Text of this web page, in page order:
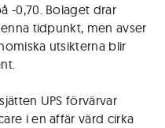
-0,70. Bolaget drar
tidpunkt, men avser
utsikterna blir
UPS förvärvar
i en affär värd cirka